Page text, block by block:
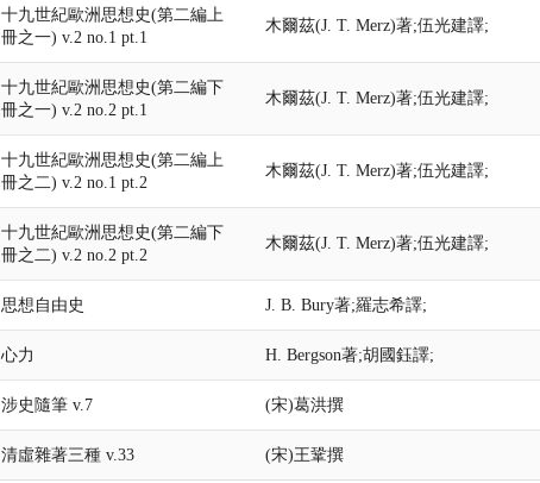
十九世紀歐洲思想史(第二編上
冊之一) v.2 no.1 pt.1
木爾茲(J. T. Merz)著;伍光建譯;
十九世紀歐洲思想史(第二編下
冊之一) v.2 no.2 pt.1
木爾茲(J. T. Merz)著;伍光建譯;
十九世紀歐洲思想史(第二編上
冊之二) v.2 no.1 pt.2
木爾茲(J. T. Merz)著;伍光建譯;
十九世紀歐洲思想史(第二編下
冊之二) v.2 no.2 pt.2
木爾茲(J. T. Merz)著;伍光建譯;
思想自由史 J. B. Bury著;羅志希譯;
心力 H. Bergson著;胡國鈺譯;
涉史隨筆 v.7 (宋)葛洪撰
清虛雜著三種 v.33 (宋)王鞏撰